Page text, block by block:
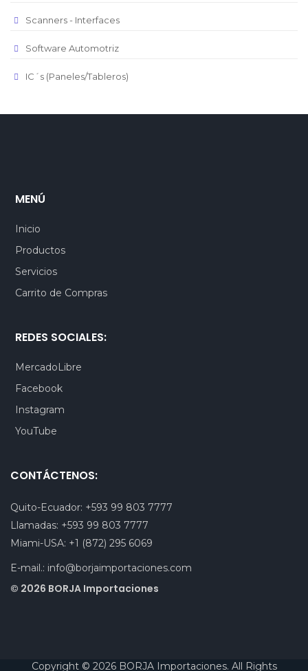
Scanners - Interfaces
Software Automotriz
IC´s (Paneles/Tableros)
MENÚ
Inicio
Productos
Servicios
Carrito de Compras
REDES SOCIALES:
MercadoLibre
Facebook
Instagram
YouTube
CONTÁCTENOS:
Quito-Ecuador: +593 99 803 7777
Llamadas: +593 99 803 7777
Miami-USA: +1 (872) 295 6069
E-mail.: info@borjaimportaciones.com
© 2026 BORJA Importaciones
Copyright © 2026 BORJA Importaciones. All Rights